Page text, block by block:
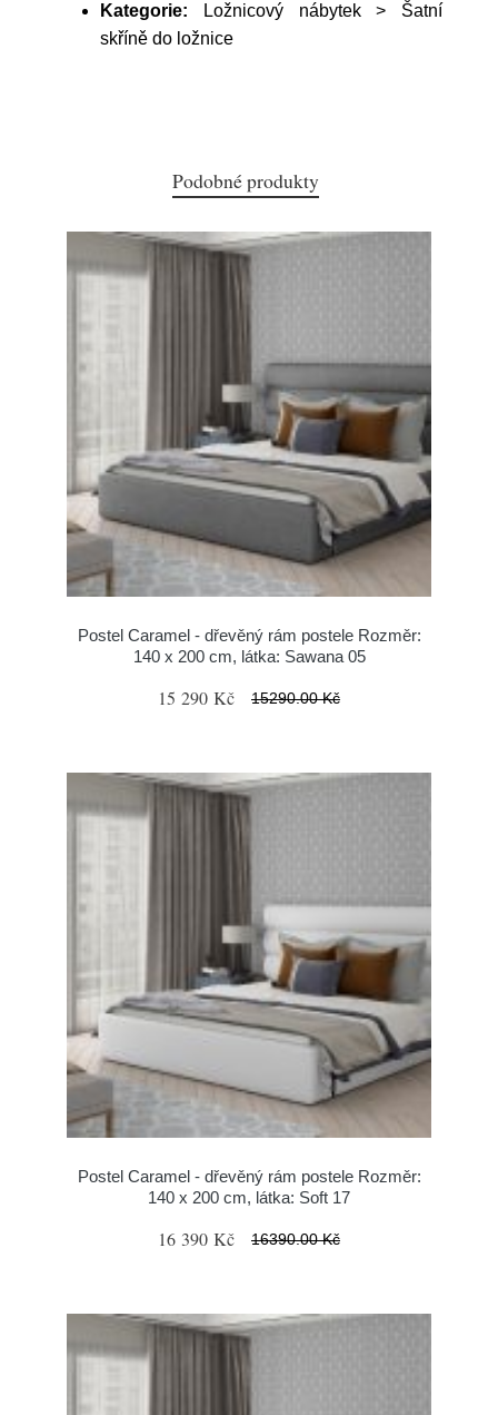
Kategorie: Ložnicový nábytek > Šatní
skříně do ložnice
Podobné produkty
Postel Caramel - dřevěný rám postele Rozměr:
140 x 200 cm, látka: Sawana 05
15 290 Kč 15290.00 Kč
Postel Caramel - dřevěný rám postele Rozměr:
140 x 200 cm, látka: Soft 17
16 390 Kč 16390.00 Kč